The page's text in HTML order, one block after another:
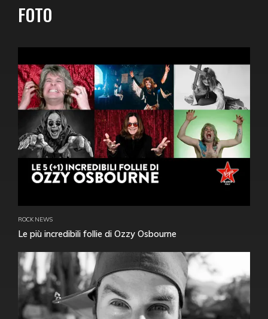
FOTO
ROCK NEWS
Le più incredibili follie di Ozzy Osbourne